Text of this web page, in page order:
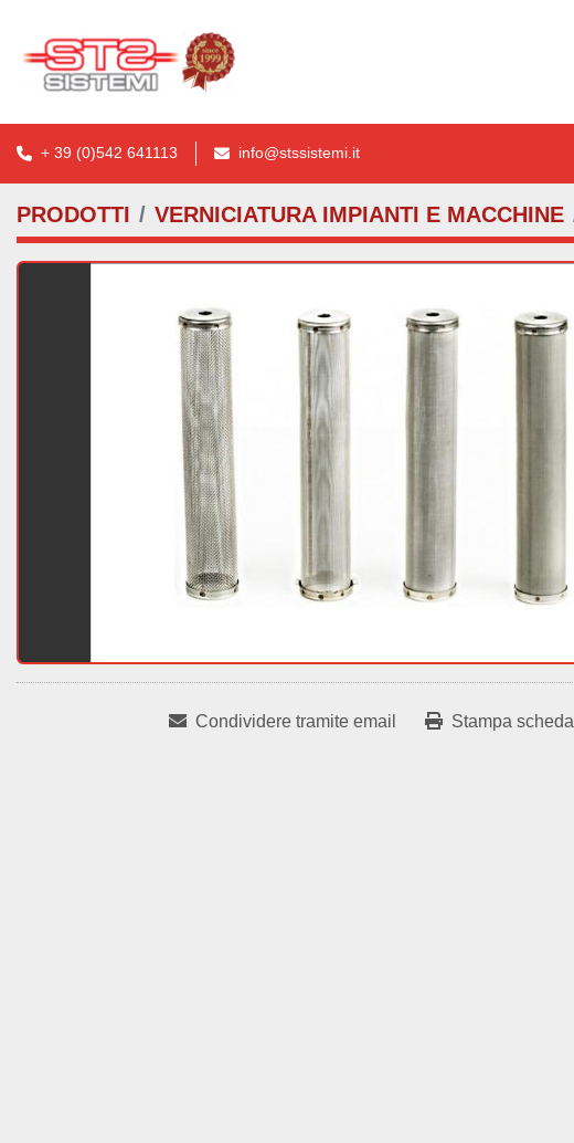
+ 39 (0)542 641113 info@stssistemi.it
PRODOTTI VERNICIATURA IMPIANTI E MACCHINE
Condividere tramite email Stampa scheda